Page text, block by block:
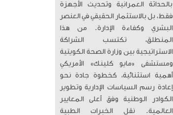
بالحداثة العمرانية وتحديث الأجهزة
فقط، بل بالاستثمار الحقيقي في العنصر
البشري وكفاءة الإدارة. من هذا
المنطلق، تكتسب الشراكة
الاستراتيجية بين وزارة الصحة الكويتية
ومستشفى «مايو كلينك» الأمريكي
أهمية استثنائية، كخطوة جادة نحو
إعادة رسم السياسات الإدارية وتطوير
الكوادر الوطنية وفق أعلى المعايير
العالمية. ​ نقل الخبرات الطبية